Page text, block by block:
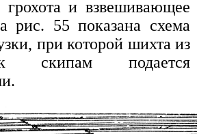
грохота и взвешивающее
рис. 55 показана схема
при которой шихта из
скипам подается